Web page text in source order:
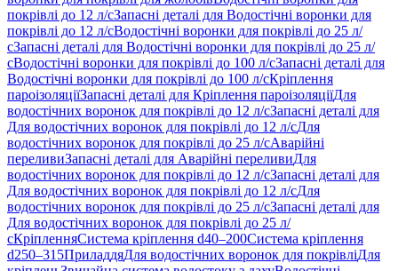
покрівлі до 12 л/сЗапасні деталі для Водостічні воронки для
покрівлі до 12 л/сВодостічні воронки для покрівлі до 25 л/
сЗапасні деталі для Водостічні воронки для покрівлі до 25 л/
сВодостічні воронки для покрівлі до 100 л/сЗапасні деталі для
Водостічні воронки для покрівлі до 100 л/сКріплення
пароізоляціїЗапасні деталі для Кріплення пароізоляціїДля
водостічних воронок для покрівлі до 12 л/сЗапасні деталі для
Для водостічних воронок для покрівлі до 12 л/сДля
водостічних воронок для покрівлі до 25 л/сАварійні
переливиЗапасні деталі для Аварійні переливиДля
водостічних воронок для покрівлі до 12 л/сЗапасні деталі для
Для водостічних воронок для покрівлі до 12 л/сДля
водостічних воронок для покрівлі до 25 л/сЗапасні деталі для
Для водостічних воронок для покрівлі до 25 л/
сКріпленняСистема кріплення d40–200Система кріплення
d250–315ПриладдяДля водостічних воронок для покрівліДля